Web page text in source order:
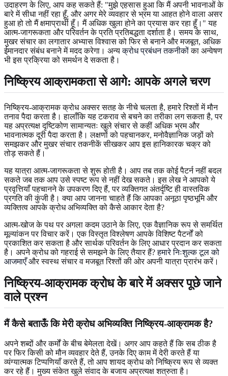
उदाहरण के लिए, आप कह सकते हैं: "मुझे एहसास हुआ कि मैं अपनी भावनाओं के
बारे में सीधा नहीं रहा हूँ, और अगर मेरे व्यवहार से भ्रम या आहत होने वाला असर
हुआ हो तो मैं क्षमाप्रार्थी हूँ। मैं अधिक खुला होने का प्रयास कर रहा हूँ।" यह
आत्म-जागरूकता और परिवर्तन के प्रति प्रतिबद्धता दर्शाता है। समय के साथ,
मुखर संचार का लगातार अभ्यास विश्वास को फिर से बनाने और मजबूत, अधिक
ईमानदार संबंध बनाने में मदद करेगा। अन्यक्रोध प्रबंधन तकनीकोंका अन्वेषण
भी इस प्रक्रिया को समर्थन दे सकता है।
निष्क्रिय आक्रामकता से आगे: आपके अगले चरण
निष्क्रिय-आक्रामक क्रोध अक्सर सतह के नीचे चलता है, हमारे रिश्तों में मौन
तनाव पैदा करता है। हालाँकि यह टकराव से बचने का तरीका लग सकता है, पर
यह अप्रत्यक्ष दृष्टिकोण सामान्यतः खुले संचार से कहीं अधिक भ्रम और
भावनात्मक दूरी पैदा करता है। लक्षणों को पहचानकर, मनोवैज्ञानिक जड़ों को
समझकर और मुखर संचार तकनीकें सीखकर आप इस हानिकारक चक्र को
तोड़ सकते हैं।
यह यात्रा आत्म-जागरूकता से शुरू होती है। आप तब तक कोई पैटर्न नहीं बदल
सकते जब तक आप उसे स्पष्ट रूप से नहीं देख सकते। इस लेख ने आपको ये
प्रवृत्तियाँ पहचानने के उपकरण दिए हैं, पर व्यक्तिगत अंतर्दृष्टि ही वास्तविक
प्रगति की कुंजी है। क्या आप जानना चाहते हैं कि आपका अनूठा पृष्ठभूमि और
व्यक्तित्व आपके क्रोध अभिव्यक्ति को कैसे आकार देता है?
आत्म-खोज के पथ पर अगला कदम उठाने के लिए, एक वैज्ञानिक रूप से समर्थित
मूल्यांकन पर विचार करें। एक विस्तृत विश्लेषण आपके विशिष्ट पैटर्नों को
प्रकाशित कर सकता है और सार्थक परिवर्तन के लिए आधार प्रदान कर सकता
है। अपने क्रोध को गहराई से समझने के लिए तैयार हैं?हमारे निःशुल्क टूल को
आजमाएँऔर स्वस्थ संचार व मजबूत रिश्तों की ओर अपनी यात्रा प्रारंभ करें।
निष्क्रिय-आक्रामक क्रोध के बारे में अक्सर पूछे जाने
वाले प्रश्न
मैं कैसे बताऊँ कि मेरी क्रोध अभिव्यक्ति निष्क्रिय-आक्रामक है?
अपने शब्दों और कर्मों के बीच बेमेलता देखें। अगर आप कहते हैं कि सब ठीक है
पर फिर किसी को मौन व्यवहार देते हैं, उनके दिए काम में देरी करते हैं या
व्यंग्यात्मक टिप्पणियाँ करते हैं, तो आप शायद क्रोध को निष्क्रिय रूप से व्यक्त
कर रहे हैं। मुख्य संकेत खुले संवाद के बजाय अप्रत्यक्ष शत्रुता है।